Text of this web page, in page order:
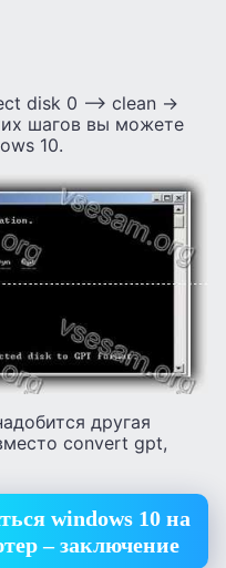
disk 0 –> clean ->
шагов вы можете
10.
другая
convert gpt,
windows 10 на
– заключение